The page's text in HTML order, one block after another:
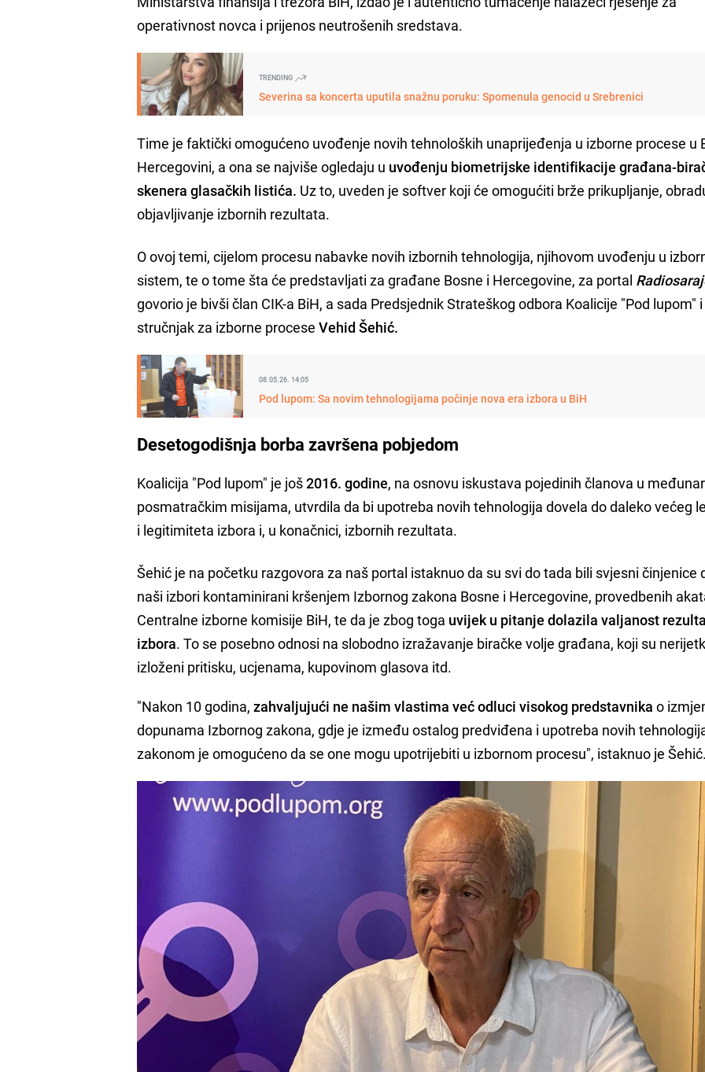
operativnost novca i prijenos neutrošenih sredstava.
TRENDING
Severina sa koncerta uputila snažnu poruku: Spomenula genocid u Srebrenici
Time je faktički omogućeno uvođenje novih tehnoloških unaprijeđenja u izborne procese u
Hercegovini, a ona se najviše ogledaju u uvođenju biometrijske identifikacije građana-
skenera glasačkih listića. Uz to, uveden je softver koji će omogućiti brže prikupljanje,
objavljivanje izbornih rezultata.
O ovoj temi, cijelom procesu nabavke novih izbornih tehnologija, njihovom uvođenju u
sistem, te o tome šta će predstavljati za građane Bosne i Hercegovine, za portal
govorio je bivši član CIK-a BiH, a sada Predsjednik Strateškog odbora Koalicije "Pod lupom" i
stručnjak za izborne proceseVehid Šehić.
08.05.26. 14:05
Pod lupom: Sa novim tehnologijama počinje nova era izbora u BiH
Desetogodišnja borba završena pobjedom
Koalicija "Pod lupom" je još2016. godine, na osnovu iskustava pojedinih članova u
posmatračkim misijama, utvrdila da bi upotreba novih tehnologija dovela do daleko većeg
i legitimiteta izbora i, u konačnici, izbornih rezultata.
Šehić je na početku razgovora za naš portal istaknuo da su svi do tada bili svjesni činjenice
naši izbori kontaminirani kršenjem Izbornog zakona Bosne i Hercegovine, provedbenih
Centralne izborne komisije BiH, te da je zbog toga uvijek u pitanje dolazila valjanost
izbora. To se posebno odnosi na slobodno izražavanje biračke volje građana, koji su
izloženi pritisku, ucjenama, kupovinom glasova itd.
"Nakon 10 godina,zahvaljujući ne našim vlastima već odluci visokog predstavnika o
dopunama Izbornog zakona, gdje je između ostalog predviđena i upotreba novih
zakonom je omogućeno da se one mogu upotrijebiti u izbornom procesu", istaknuo je